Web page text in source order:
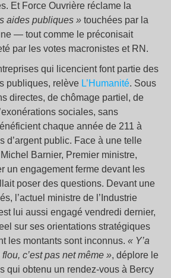
Et Force Ouvrière réclame la
aides publiques » touchées par la
— tout comme le préconisait
par les votes macronistes et RN.
qui licencient font partie des
publiques, relève L’Humanité. Sous
directes, de chômage partiel, de
sociales, sans
chaque année de 211 à
d’argent public. Face à une telle
Barnier, Premier ministre,
un engagement ferme devant les
poser des questions. Devant une
l’actuel ministre de l’Industrie
lui aussi engagé vendredi dernier,
sur ses orientations stratégiques
les montants sont inconnus. « Y’a
c’est pas net même », déplore le
qui obtenu un rendez-vous à Bercy